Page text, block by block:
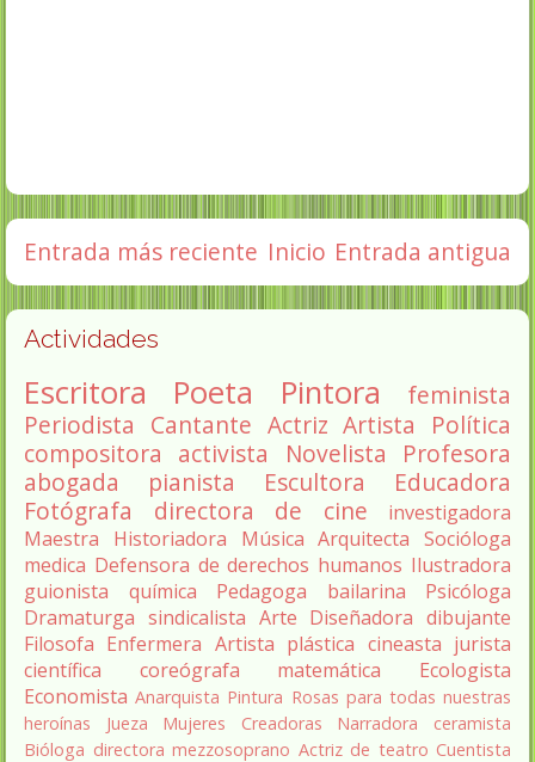
Entrada más reciente Entrada antigua
Inicio
Actividades
Escritora Poeta Pintora
feminista
Periodista Cantante Actriz Artista
Política
compositora activista Novelista
Profesora
abogada
pianista Escultora
Educadora
Fotógrafa
directora de cine
investigadora
Maestra
Historiadora Música Arquitecta Socióloga
medica Defensora de derechos humanos Ilustradora
guionista
química Pedagoga bailarina
Psicóloga
Dramaturga sindicalista Arte Diseñadora dibujante
Filosofa Enfermera Artista plástica cineasta jurista
científica
coreógrafa matemática
Ecologista
Economista Anarquista Pintura Rosas para todas nuestras
heroínas
Jueza Mujeres Creadoras Narradora
ceramista
Bióloga directora mezzosoprano Actriz de teatro Cuentista